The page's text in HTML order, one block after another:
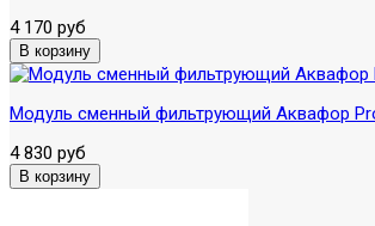
4 170 руб
Модуль сменный фильтрующий Аквафор
4 830 руб